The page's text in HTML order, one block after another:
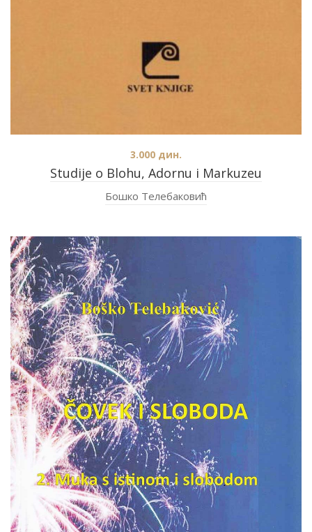
Studije o Blohu, Adornu i Markuzeu
3.000 дин.
Бошко Телебаковић